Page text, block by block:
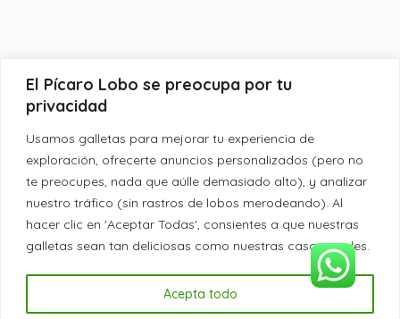
El Pícaro Lobo se preocupa por tu
privacidad
Usamos galletas para mejorar tu experiencia de
exploración, ofrecerte anuncios personalizados (pero no
te preocupes, nada que aúlle demasiado alto), y analizar
nuestro tráfico (sin rastros de lobos merodeando). Al
hacer clic en 'Aceptar Todas', consientes a que nuestras
galletas sean tan deliciosas como nuestras casas rurales.
Acepta todo
Servicios de Intermediacion Iniesta SL nace hace más de
6 décadas con el firme propósito de mantener y
Política de privacidad